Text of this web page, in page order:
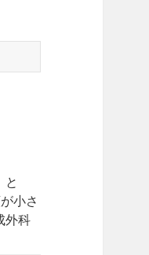
と
小さ
外科